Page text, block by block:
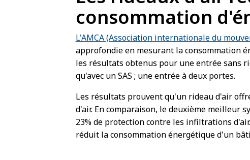
consommation
L'AMCA (Association internationale du
approfondie en mesurant la consommation
les résultats obtenus pour une entrée sans
qu'avec un SAS ; une entrée à deux portes.
Les résultats prouvent qu'un rideau d'air
d'air. En comparaison, le deuxième meilleur
23% de protection contre les infiltrations
réduit la consommation énergétique d'un